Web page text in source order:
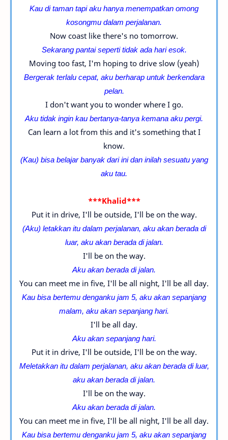
Kau di taman tapi aku hanya menempatkan omong
kosongmu dalam perjalanan.
Now coast like there's no tomorrow.
Sekarang pantai seperti tidak ada hari esok.
Moving too fast, I'm hoping to drive slow (yeah)
Bergerak terlalu cepat, aku berharap untuk berkendara
pelan.
I don't want you to wonder where I go.
Aku tidak ingin kau bertanya-tanya kemana aku pergi.
Can learn a lot from this and it's something that I
know.
(Kau) bisa belajar banyak dari ini dan inilah sesuatu yang
aku tau.
***Khalid***
Put it in drive, I'll be outside, I'll be on the way.
(Aku) letakkan itu dalam perjalanan, aku akan berada di
luar, aku akan berada di jalan.
I'll be on the way.
Aku akan berada di jalan.
You can meet me in five, I'll be all night, I'll be all day.
Kau bisa bertemu denganku jam 5, aku akan sepanjang
malam, aku akan sepanjang hari.
I'll be all day.
Aku akan sepanjang hari.
Put it in drive, I'll be outside, I'll be on the way.
Meletakkan itu dalam perjalanan, aku akan berada di luar,
aku akan berada di jalan.
I'll be on the way.
Aku akan berada di jalan.
You can meet me in five, I'll be all night, I'll be all day.
Kau bisa bertemu denganku jam 5, aku akan sepanjang